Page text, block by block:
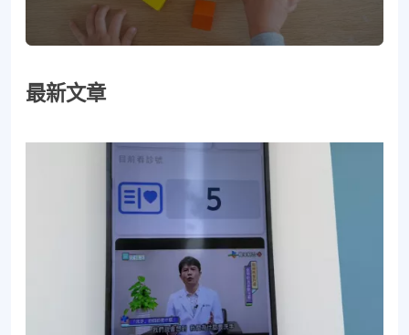
最新文章